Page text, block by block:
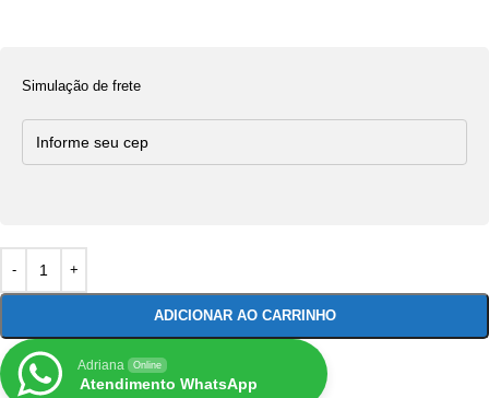
Simulação de frete
ADICIONAR AO CARRINHO
Adriana Online
Atendimento WhatsApp